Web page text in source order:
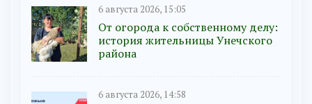
6 августа 2026, 15:05
От огорода к собственному делу:
история жительницы Унечского
района
6 августа 2026, 14:58